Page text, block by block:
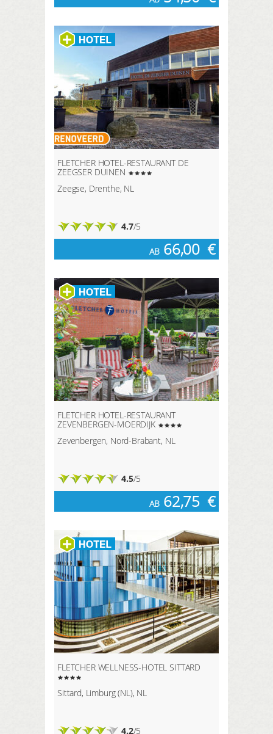
FLETCHER HOTEL-RESTAURANT DE
ZEEGSER DUINEN
Zeegse, Drenthe, NL
4.7/5
AB 66,00 €
FLETCHER HOTEL-RESTAURANT
ZEVENBERGEN-MOERDIJK
Zevenbergen, Nord-Brabant, NL
4.5/5
AB 62,75 €
FLETCHER WELLNESS-HOTEL SITTARD
Sittard, Limburg (NL), NL
4.2/5